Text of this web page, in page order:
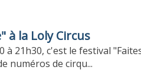
à la Loly Circus
à 21h30, c'est le festival
numéros de cirqu...